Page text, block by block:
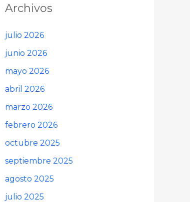
Archivos
julio 2026
junio 2026
mayo 2026
abril 2026
marzo 2026
febrero 2026
octubre 2025
septiembre 2025
agosto 2025
julio 2025